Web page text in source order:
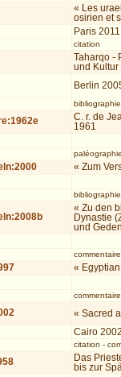
« Les
osirien et
Paris 2011
citation
Taharqo -
und Kultur
Berlin
bibliographie
C. r. de
1961
« Zum
bibliographie
« Zu den
Dynastie
und
commentaire
«
commentaire
« Sacred
Cairo 2002
citation -
Das
bis zur